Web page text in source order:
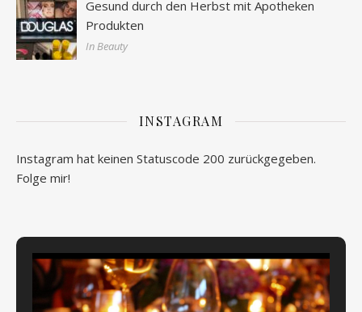
Gesund durch den Herbst mit Apotheken
Produkten
In Beauty
INSTAGRAM
Instagram hat keinen Statuscode 200 zurückgegeben.
Folge mir!